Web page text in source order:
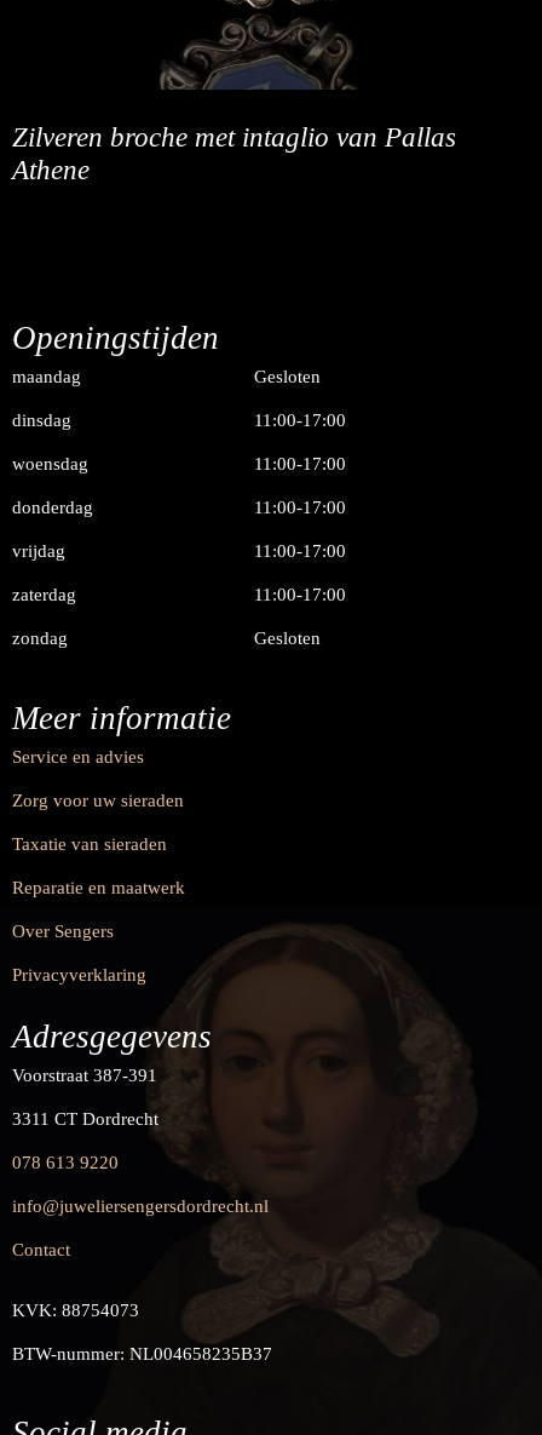
Zilveren broche met intaglio van Pallas
Athene
Openingstijden
maandag Gesloten
dinsdag 11:00-17:00
woensdag 11:00-17:00
donderdag 11:00-17:00
vrijdag 11:00-17:00
zaterdag 11:00-17:00
zondag Gesloten
Meer informatie
Service en advies
Zorg voor uw sieraden
Taxatie van sieraden
Reparatie en maatwerk
Over Sengers
Privacyverklaring
Adresgegevens
Voorstraat 387-391
3311 CT Dordrecht
078 613 9220
info@juweliersengersdordrecht.nl
Contact
KVK: 88754073
BTW-nummer: NL004658235B37